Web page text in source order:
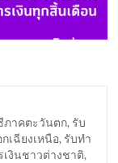
าคตะวันตก, รับ
เฉียงเหนือ, รับทำ
เงินชาวต่างชาติ,